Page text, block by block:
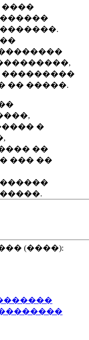
����
���������
�� �����.
�
��
��� ��
(����):